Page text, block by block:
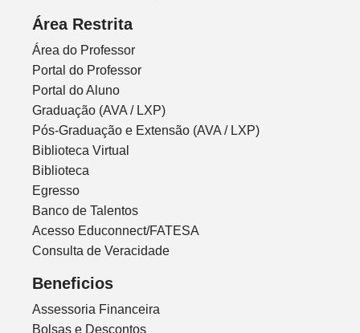
Área Restrita
Área do Professor
Portal do Professor
Portal do Aluno
Graduação (AVA / LXP)
Pós-Graduação e Extensão (AVA / LXP)
Biblioteca Virtual
Biblioteca
Egresso
Banco de Talentos
Acesso Educonnect/FATESA
Consulta de Veracidade
Beneficios
Assessoria Financeira
Bolsas e Descontos